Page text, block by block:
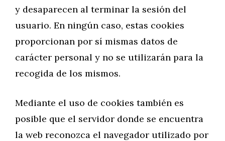
y desaparecen al terminar la sesión del
usuario. En ningún caso, estas cookies
proporcionan por sí mismas datos de
carácter personal y no se utilizarán para la
recogida de los mismos.
Mediante el uso de cookies también es
posible que el servidor donde se encuentra
la web reconozca el navegador utilizado por